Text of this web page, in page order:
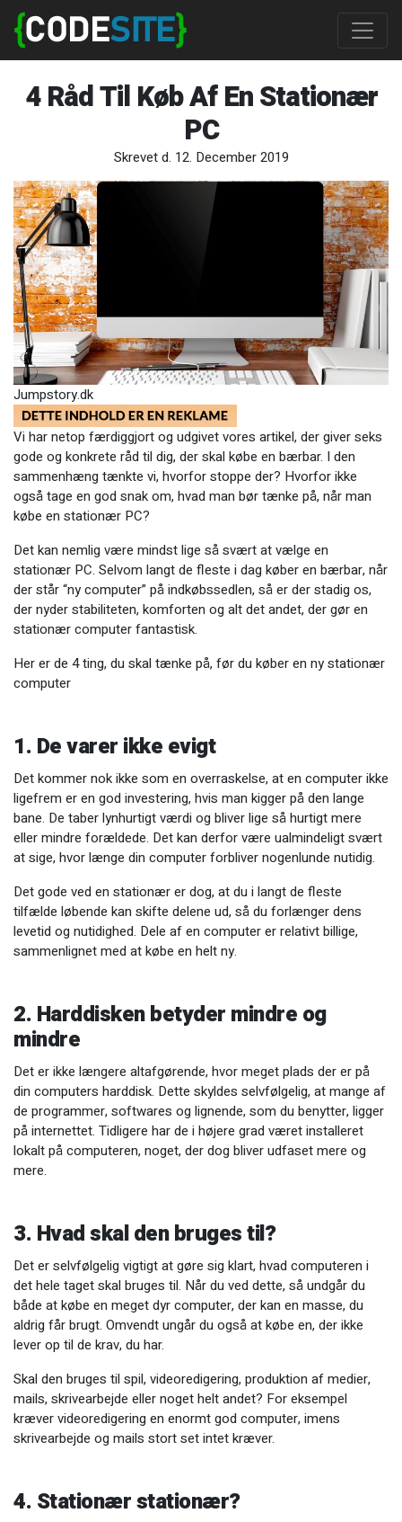
4 Råd Til Køb Af En Stationær
PC
Skrevet d. 12. December 2019
Jumpstory.dk
Vi har netop færdiggjort og udgivet vores artikel, der giver seks
gode og konkrete råd til dig, der skal købe en bærbar. I den
sammenhæng tænkte vi, hvorfor stoppe der? Hvorfor ikke
også tage en god snak om, hvad man bør tænke på, når man
købe en stationær PC?
Det kan nemlig være mindst lige så svært at vælge en
stationær PC. Selvom langt de fleste i dag køber en bærbar, når
der står “ny computer” på indkøbssedlen, så er der stadig os,
der nyder stabiliteten, komforten og alt det andet, der gør en
stationær computer fantastisk.
Her er de 4 ting, du skal tænke på, før du køber en ny stationær
computer
1. De varer ikke evigt
Det kommer nok ikke som en overraskelse, at en computer ikke
ligefrem er en god investering, hvis man kigger på den lange
bane. De taber lynhurtigt værdi og bliver lige så hurtigt mere
eller mindre forældede. Det kan derfor være ualmindeligt svært
at sige, hvor længe din computer forbliver nogenlunde nutidig.
Det gode ved en stationær er dog, at du i langt de fleste
tilfælde løbende kan skifte delene ud, så du forlænger dens
levetid og nutidighed. Dele af en computer er relativt billige,
sammenlignet med at købe en helt ny.
2. Harddisken betyder mindre og
mindre
Det er ikke længere altafgørende, hvor meget plads der er på
din computers harddisk. Dette skyldes selvfølgelig, at mange af
de programmer, softwares og lignende, som du benytter, ligger
på internettet. Tidligere har de i højere grad været installeret
lokalt på computeren, noget, der dog bliver udfaset mere og
mere.
3. Hvad skal den bruges til?
Det er selvfølgelig vigtigt at gøre sig klart, hvad computeren i
det hele taget skal bruges til. Når du ved dette, så undgår du
både at købe en meget dyr computer, der kan en masse, du
aldrig får brugt. Omvendt ungår du også at købe en, der ikke
lever op til de krav, du har.
Skal den bruges til spil, videoredigering, produktion af medier,
mails, skrivearbejde eller noget helt andet? For eksempel
kræver videoredigering en enormt god computer, imens
skrivearbejde og mails stort set intet kræver.
4. Stationær stationær?